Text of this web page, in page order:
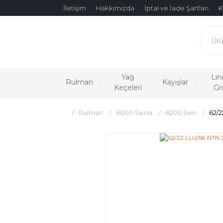
İletişim Hakkımızda İptal ve İade Şartları
Rulman
Yağ
Keçeleri
Kayışlar
Rulman 6000 Serisi 6200 Seri 62/